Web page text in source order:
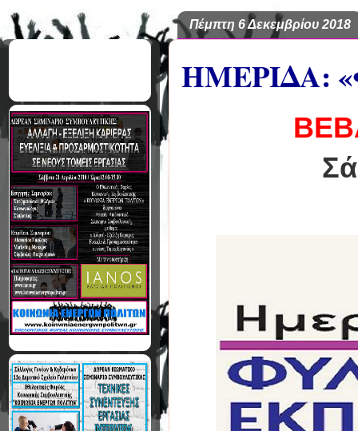
Πέμπτη 6 Δεκεμβρίου 2018
ΗΜΕΡΙΔΑ: